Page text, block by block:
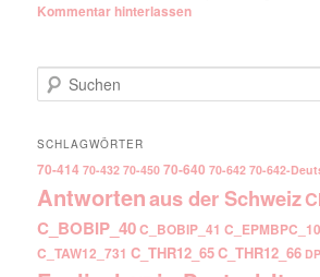
Kommentar hinterlassen
Suchen
SCHLAGWÖRTER
70-414 70-432 70-450 70-640 70-642 70-642-
Antwortenaus der Schweiz
C_BOBIP_40C_BOBIP_41 C_EPMBPC_10
C_TAW12_731 C_THR12_65C_THR12_66